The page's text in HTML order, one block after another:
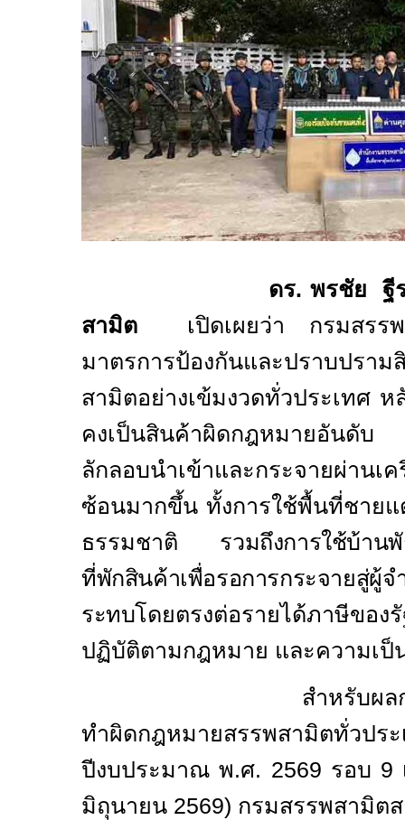
ดร. พรชัย ฐีระเวช
สามิต เปิดเผยว่า กรมสรรพ
มาตรการป้องกันและปราบปรา
สามิตอย่างเข้มงวดทั่วประเทศ ห
คงเป็นสินค้าผิดกฎหมายอันดั
ลักลอบนำเข้าและกระจายผ่านเ
ซ้อนมากขึ้น ทั้งการใช้พื้นที่ชายแ
ธรรมชาติ รวมถึงการใช้บ้าน
ที่พักสินค้าเพื่อรอการกระจายสู่ผู้
ระทบโดยตรงต่อรายได้ภาษีข
ปฏิบัติตามกฎหมาย และความเป็
สำหรับผลการปรา
ทำผิดกฎหมายสรรพสามิต
ปีงบประมาณ พ.ศ. 2569 รอบ 9
มิถุนายน 2569) กรมสรรพสามิต